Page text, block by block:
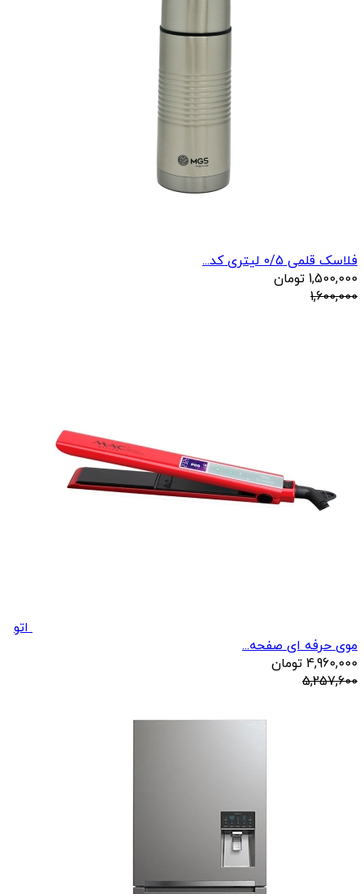
فلاسک قلمی 0/5 لیتری کد...
1,500,000 تومان
1,600,000
اتو
موی حرفه ای صفحه...
4,960,000 تومان
5,257,600